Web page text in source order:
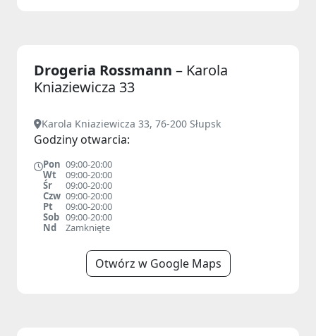
Drogeria Rossmann – Karola
Kniaziewicza 33
Karola Kniaziewicza 33, 76-200 Słupsk
Godziny otwarcia:
Pon 09:00-20:00
Wt
09:00-20:00
Śr
09:00-20:00
Czw 09:00-20:00
Pt
09:00-20:00
Sob 09:00-20:00
Nd
Zamknięte
Otwórz w Google Maps